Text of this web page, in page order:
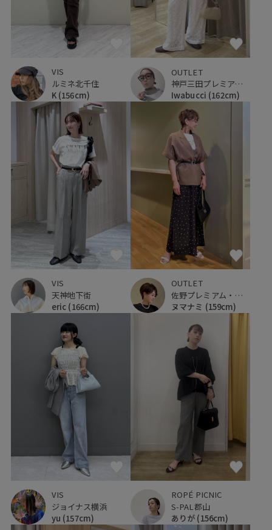
VIS
ルミネ北千住
K (156cm)
OUTLET
神戸三田プレミアム・アウトレット
Iwabucci (162cm)
VIS
天神地下街
eric (166cm)
OUTLET
佐野プレミアム・アウトレット
ヌマナミ (159cm)
VIS
ジョイナス横浜
yu (157cm)
ROPÉ PICNIC
S-PAL郡山
ありが (156cm)